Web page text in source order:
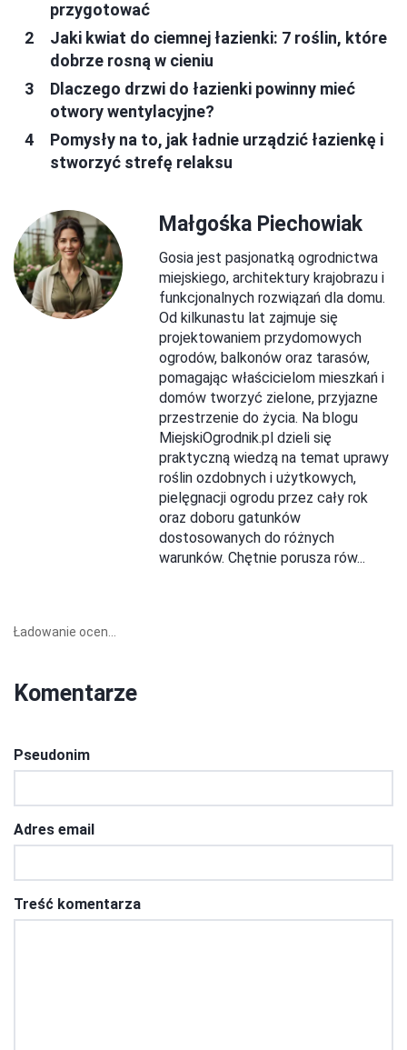
przygotować
Jaki kwiat do ciemnej łazienki: 7 roślin, które
dobrze rosną w cieniu
Dlaczego drzwi do łazienki powinny mieć
otwory wentylacyjne?
Pomysły na to, jak ładnie urządzić łazienkę i
stworzyć strefę relaksu
Małgośka Piechowiak
Gosia jest pasjonatką ogrodnictwa
miejskiego, architektury krajobrazu i
funkcjonalnych rozwiązań dla domu.
Od kilkunastu lat zajmuje się
projektowaniem przydomowych
ogrodów, balkonów oraz tarasów,
pomagając właścicielom mieszkań i
domów tworzyć zielone, przyjazne
przestrzenie do życia. Na blogu
MiejskiOgrodnik.pl dzieli się
praktyczną wiedzą na temat uprawy
roślin ozdobnych i użytkowych,
pielęgnacji ogrodu przez cały rok
oraz doboru gatunków
dostosowanych do różnych
warunków. Chętnie porusza rów...
Ładowanie ocen...
Komentarze
Pseudonim
Adres email
Treść komentarza